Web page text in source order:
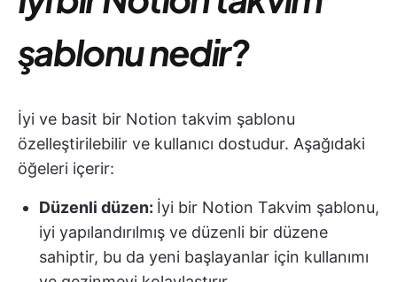
şablonu nedir?
İyi ve basit bir Notion takvim şablonu
özelleştirilebilir ve kullanıcı dostudur. Aşağıdaki
öğeleri içerir:
Düzenli düzen: İyi bir Notion Takvim şablonu,
iyi yapılandırılmış ve düzenli bir düzene
sahiptir, bu da yeni başlayanlar için kullanımı